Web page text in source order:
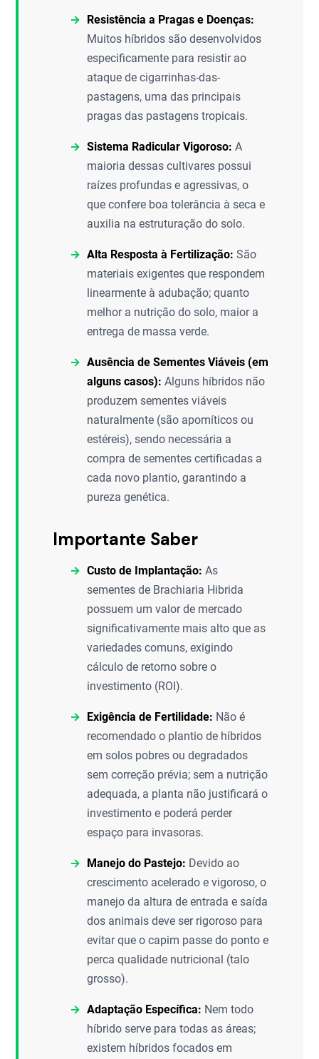
Resistência a Pragas e Doenças:
Muitos híbridos são desenvolvidos
especificamente para resistir ao
ataque de cigarrinhas-das-
pastagens, uma das principais
pragas das pastagens tropicais.
Sistema Radicular Vigoroso: A
maioria dessas cultivares possui
raízes profundas e agressivas, o
que confere boa tolerância à seca e
auxilia na estruturação do solo.
Alta Resposta à Fertilização: São
materiais exigentes que respondem
linearmente à adubação; quanto
melhor a nutrição do solo, maior a
entrega de massa verde.
Ausência de Sementes Viáveis (em
alguns casos): Alguns híbridos não
produzem sementes viáveis
naturalmente (são apomíticos ou
estéreis), sendo necessária a
compra de sementes certificadas a
cada novo plantio, garantindo a
pureza genética.
Importante Saber
Custo de Implantação: As
sementes de Brachiaria Hibrida
possuem um valor de mercado
significativamente mais alto que as
variedades comuns, exigindo
cálculo de retorno sobre o
investimento (ROI).
Exigência de Fertilidade: Não é
recomendado o plantio de híbridos
em solos pobres ou degradados
sem correção prévia; sem a nutrição
adequada, a planta não justificará o
investimento e poderá perder
espaço para invasoras.
Manejo do Pastejo: Devido ao
crescimento acelerado e vigoroso, o
manejo da altura de entrada e saída
dos animais deve ser rigoroso para
evitar que o capim passe do ponto e
perca qualidade nutricional (talo
grosso).
Adaptação Específica: Nem todo
híbrido serve para todas as áreas;
existem híbridos focados em